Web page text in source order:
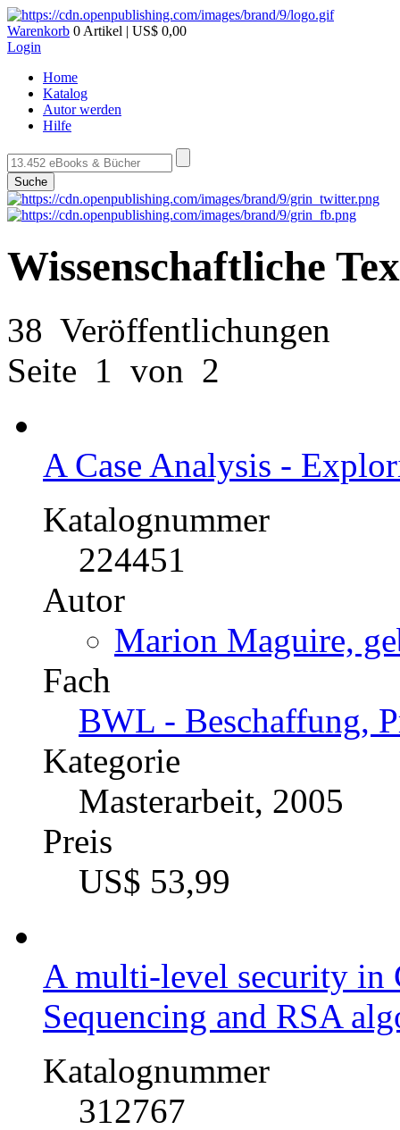
Warenkorb 0 Artikel | US$ 0,00
Login
Home
Katalog
Autor werden
Hilfe
Suche
Wissenschaftliche
38 Veröffentlichungen
Seite 1 von 2
A Case Analysis -
Katalognummer
224451
Autor
Fach
BWL - Beschaffung,
Kategorie
Masterarbeit, 2005
Preis
A multi-level security in
Sequencing and RSA